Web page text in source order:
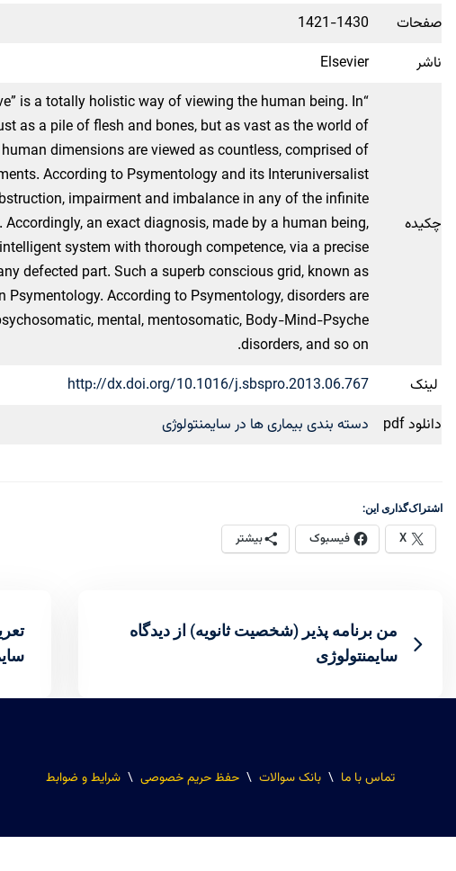
صفحات
1421-1430
ناشر
Elsevier
چکیده
is a totally holistic way of viewing the human being. In
as a pile of flesh and bones, but as vast as the world of
dimensions are viewed as countless, comprised of
According to Psymentology and its Interuniversalist
impairment and imbalance in any of the infinite
an exact diagnosis, made by a human being,
system with thorough competence, via a precise
defected part. Such a superb conscious grid, known as
Psymentology. According to Psymentology, disorders are
mental, mentosomatic, Body-Mind-Psyche
disorders, and so on.
لینک
http://dx.doi.org/10.1016/j.sbspro.2013.06.767
دانلود pdf
دسته بندی بیماری ها در سایمنتولوژی
اشتراک‌گذاری این:
X فیسبوک بیشتر
من برنامه پذیر (شخصیت ثانویه) از دیدگاه
سایمنتولوژی
تماس با ما \ بانک سوالات \ حفظ حریم خصوصی\ شرایط و ضوابط